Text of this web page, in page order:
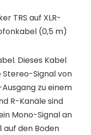
TRS auf XLR-
(0,5 m)
Dieses Kabel
Signal von
zu einem
R-Kanäle sind
Mono-Signal an
auf den Boden